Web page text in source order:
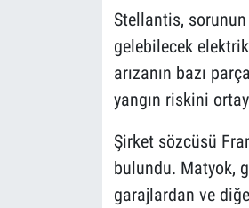
Stellantis,
gelebilecek
arızanın bazı
yangın riskini
Şirket sözcüsü
bulundu. Matyok,
garajlardan ve